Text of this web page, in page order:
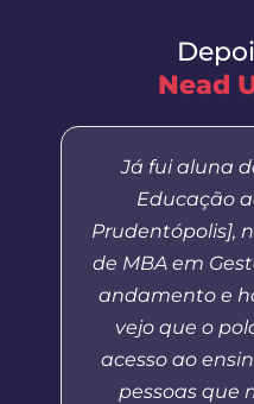
Nead
Já fui aluna
Educação
Prudentópolis],
de MBA em
andamento e
vejo que o
acesso ao
pessoas que